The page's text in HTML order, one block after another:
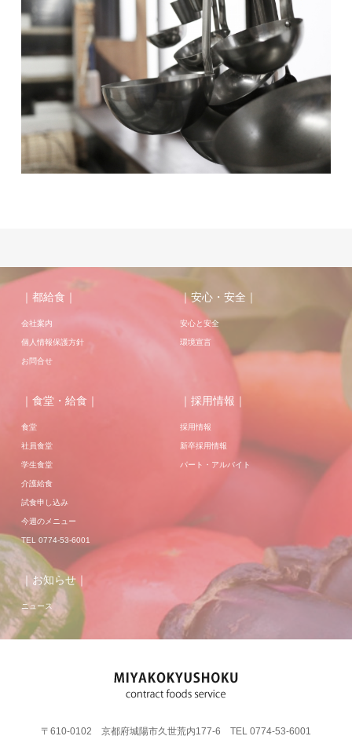
｜都給食｜
会社案内
個人情報保護方針
お問合せ
｜安心・安全｜
安心と安全
環境宣言
｜食堂・給食｜
食堂
社員食堂
学生食堂
介護給食
試食申し込み
今週のメニュー
TEL 0774-53-6001
｜採用情報｜
採用情報
新卒採用情報
パート・アルバイト
｜お知らせ｜
ニュース
〒610-0102 京都府城陽市久世荒内177-6 TEL 0774-53-6001